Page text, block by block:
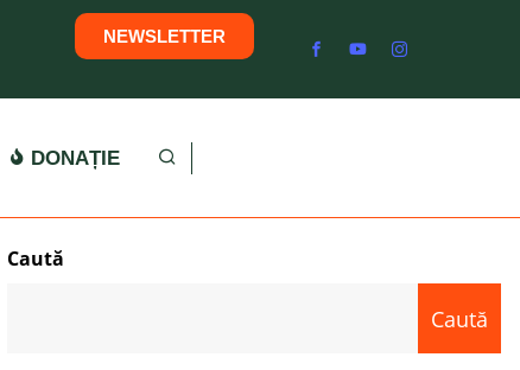
NEWSLETTER
DONAȚIE
Caută
Caută